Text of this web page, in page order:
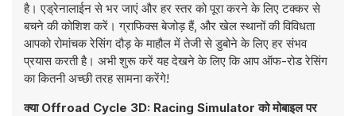
है। एड्रेनालाईन से भर जाएं और हर स्तर को पूरा करने के लिए टक्कर से
बचने की कोशिश करें। ग्राफिक्स बेजोड़ हैं, और खेल स्थानों की विविधता
आपको रोमांचक रेसिंग दौड़ के माहौल में तेजी से डुबोने के लिए हर संभव
प्रयास करती है। अभी शुरू करें यह देखने के लिए कि आप ऑफ-रोड रेसिंग
का कितनी अच्छी तरह सामना करेंगे!
क्या Offroad Cycle 3D: Racing Simulator को मोबाइल पर